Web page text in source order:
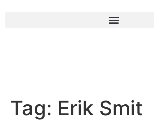
Tag: Erik Smit